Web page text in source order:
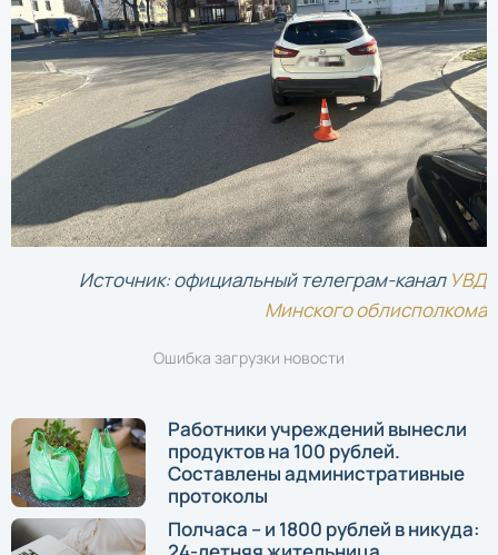
Источник: официальный телеграм-канал УВД
Минского облисполкома
Ошибка загрузки новости
Работники учреждений вынесли
продуктов на 100 рублей.
Составлены административные
протоколы
Полчаса – и 1800 рублей в никуда: